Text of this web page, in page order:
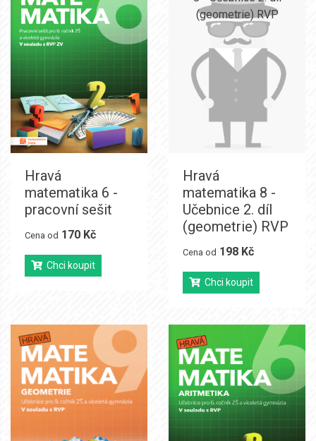
Hravá
matematika 6 -
pracovní sešit
Cena od 170 Kč
Chci koupit
Hravá
matematika 8 -
Učebnice 2. díl
(geometrie) RVP
Cena od 198 Kč
Chci koupit